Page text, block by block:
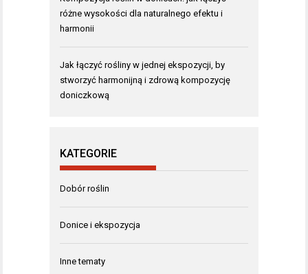
różne wysokości dla naturalnego efektu i
harmonii
Jak łączyć rośliny w jednej ekspozycji, by
stworzyć harmonijną i zdrową kompozycję
doniczkową
KATEGORIE
Dobór roślin
Donice i ekspozycja
Inne tematy